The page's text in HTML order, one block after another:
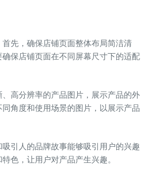
先，确保店铺页面整体布局简洁清
保店铺页面在不同屏幕尺寸下的适配
高分辨率的产品图片，展示产品的外
角度和使用场景的图片，以展示产品
引人的品牌故事能够吸引用户的兴趣
色，让用户对产品产生兴趣。